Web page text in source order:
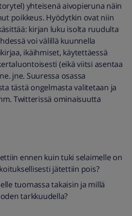
yhteisenä aivopieruna näin
poikkeus. Hyödytkin ovat niin
kirjan luku isolta ruudulta
voi välillä kuunnella
ikäihmiset, käytettäessä
(eikä viitsi asentaa
jne. Suuressa osassa
tästä ongelmasta valitetaan ja
Twitterissä ominaisuutta
ennen kuin tuki selaimelle on
jätettiin pois?
tuomassa takaisin ja millä
tarkkuudella?